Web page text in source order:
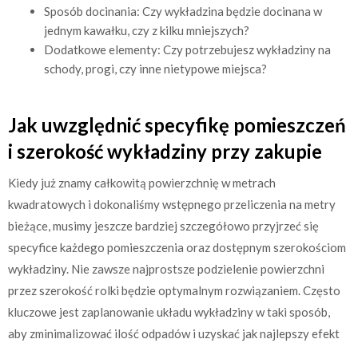
Sposób docinania: Czy wykładzina będzie docinana w
jednym kawałku, czy z kilku mniejszych?
Dodatkowe elementy: Czy potrzebujesz wykładziny na
schody, progi, czy inne nietypowe miejsca?
Jak uwzględnić specyfikę pomieszczeń
i szerokość wykładziny przy zakupie
Kiedy już znamy całkowitą powierzchnię w metrach
kwadratowych i dokonaliśmy wstępnego przeliczenia na metry
bieżące, musimy jeszcze bardziej szczegółowo przyjrzeć się
specyfice każdego pomieszczenia oraz dostępnym szerokościom
wykładziny. Nie zawsze najprostsze podzielenie powierzchni
przez szerokość rolki będzie optymalnym rozwiązaniem. Często
kluczowe jest zaplanowanie układu wykładziny w taki sposób,
aby zminimalizować ilość odpadów i uzyskać jak najlepszy efekt